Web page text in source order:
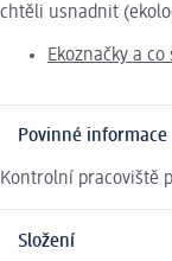
chtěli usnadnit
Ekoznačky a
Povinné informace
Kontrolní pracoviště
Složení